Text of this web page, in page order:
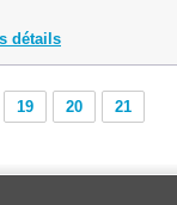
détails
19 20 21